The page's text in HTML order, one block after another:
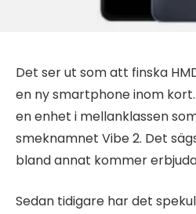
Det ser ut som att finska
en ny smartphone inom
en enhet i mellanklassen
smeknamnet Vibe 2. Det
bland annat kommer
Sedan tidigare har det